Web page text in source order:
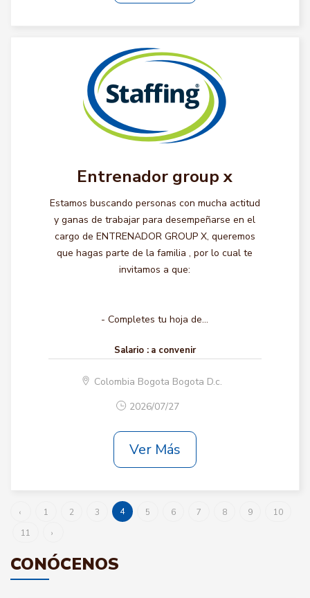
Entrenador group x
Estamos buscando personas con mucha actitud
y ganas de trabajar para desempeñarse en el
cargo de ENTRENADOR GROUP X, queremos
que hagas parte de la familia , por lo cual te
invitamos a que:
- Completes tu hoja de...
Salario : a convenir
Colombia Bogota Bogota D.c.
2026/07/27
Ver Más
‹ 1 2 3 4 5 6 7 8 9
10
11
›
CONÓCENOS